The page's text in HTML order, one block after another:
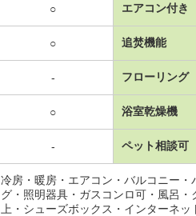
○ エアコン付き
○ 追焚機能
- フローリング
○ 浴室乾燥機
- ペット相談可
冷房・暖房・エアコン・バルコニー
グ・照明器具・ガスコンロ可・風呂
上・シューズボックス・インターネ